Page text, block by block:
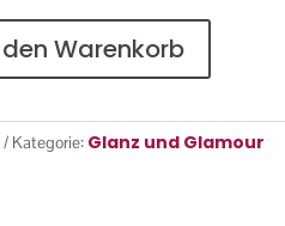
Warenkorb
Kategorie: Glanz und Glamour